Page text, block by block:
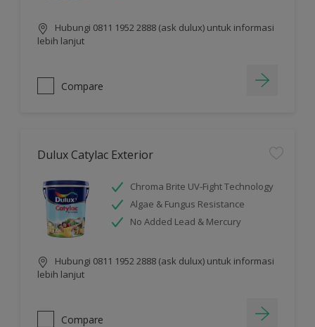
Hubungi 0811 1952 2888 (ask dulux) untuk informasi
lebih lanjut
Compare
Dulux Catylac Exterior
Chroma Brite UV-Fight Technology
Algae & Fungus Resistance
No Added Lead & Mercury
Hubungi 0811 1952 2888 (ask dulux) untuk informasi
lebih lanjut
Compare